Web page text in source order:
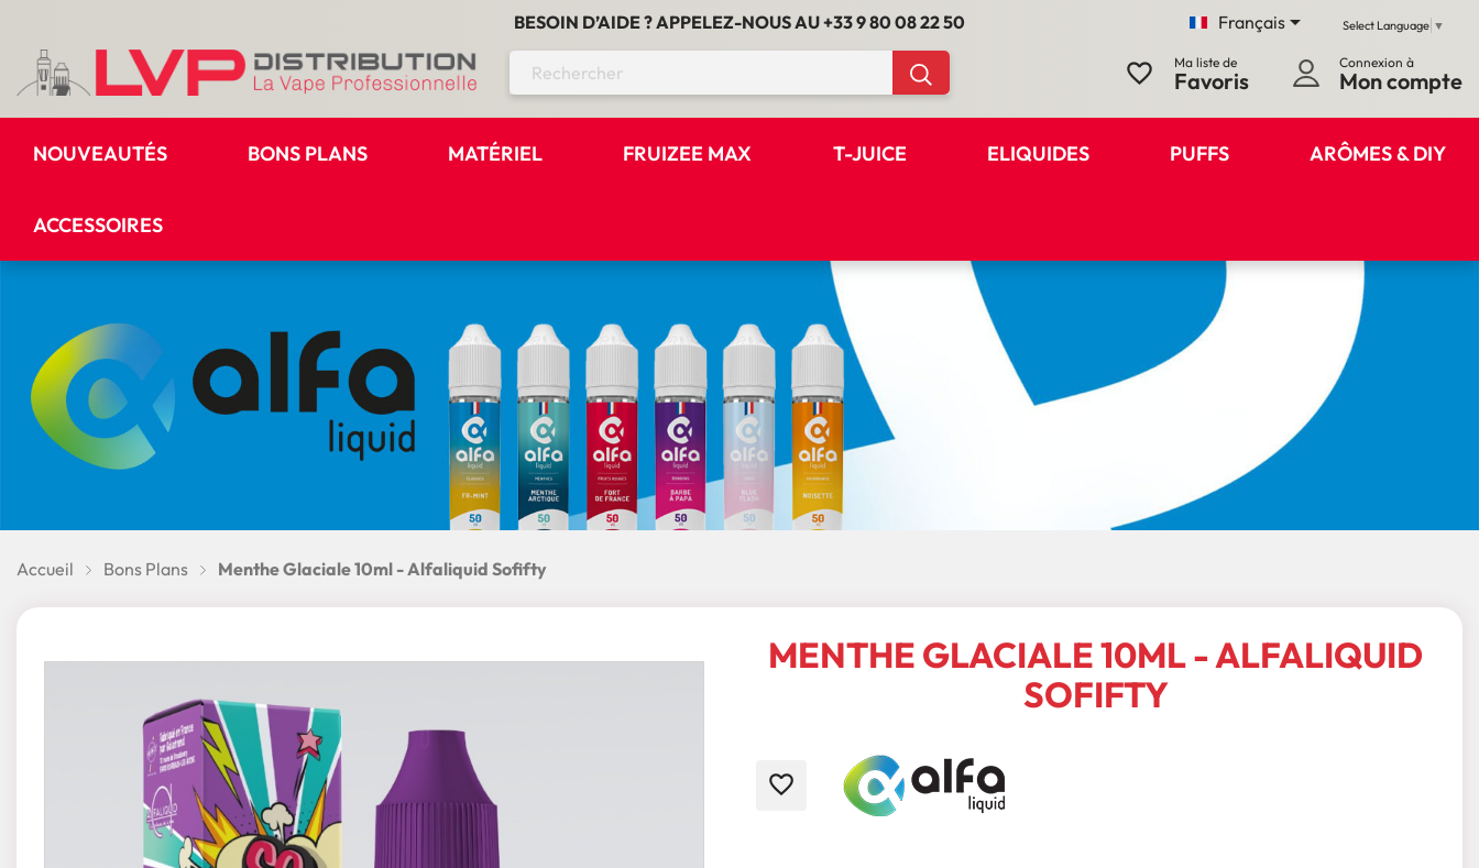
BESOIN D’AIDE ? APPELEZ-NOUS AU+33 9 80 08 22 50 Français Select Language ▼
favorite_border Ma liste de
Favoris
Connexion à
Mon compte
NOUVEAUTÉS BONS PLANS MATÉRIEL FRUIZEE MAX T-JUICE ELIQUIDES PUFFS ARÔMES & DIY
ACCESSOIRES
Accueil Bons Plans Menthe Glaciale 10ml - Alfaliquid Sofifty
MENTHE GLACIALE 10ML - ALFALIQUID
SOFIFTY
favorite_border